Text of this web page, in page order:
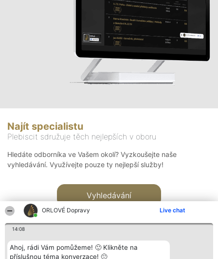
ORLOVÉ Dopravy Live chat
14:08
Ahoj, rádi Vám pomůžeme! 🙂 Klikněte na
příslušnou téma konverzace! 🙂
Najít specialistu
Plebiscit sdružuje těch nejlepších v oboru
Hledáte odborníka ve Vašem okolí? Vyzkoušejte naše
vyhledávání. Využívejte pouze ty nejlepší služby!
Vyhledávání